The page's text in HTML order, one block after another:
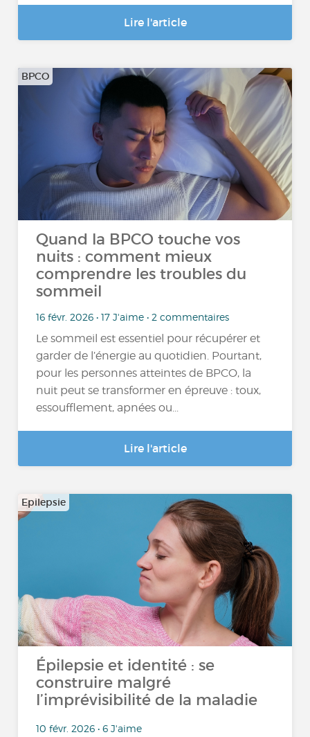
Lire l'article
BPCO
Quand la BPCO touche vos
nuits : comment mieux
comprendre les troubles du
sommeil
16 févr. 2026 • 17 J'aime • 2 commentaires
Le sommeil est essentiel pour récupérer et
garder de l’énergie au quotidien. Pourtant,
pour les personnes atteintes de BPCO, la
nuit peut se transformer en épreuve : toux,
essoufflement, apnées ou...
Lire l'article
Epilepsie
Épilepsie et identité : se
construire malgré
l’imprévisibilité de la maladie
10 févr. 2026 • 6 J'aime